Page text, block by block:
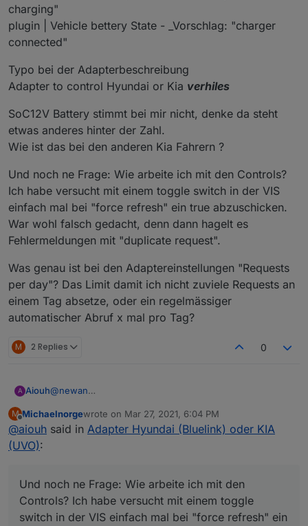
charging"
plugin | Vehicle bettery State - _Vorschlag: "charger
connected"
Typo bei der Adapterbeschreibung
Adapter to control Hyundai or Kia verhiles
SoC12V Battery stimmt bei mir nicht, denke da steht
etwas anderes hinter der Zahl.
Wie ist das bei den anderen Kia Fahrern ?
Und noch ne Frage: Wie arbeite ich mit den Controls?
Ich habe versucht mit einem toggle switch in der VIS
einfach mal bei "force refresh" ein true abzuschicken.
War wohl falsch gedacht, denn dann hagelt es
Fehlermeldungen mit "duplicate request".
Was genau ist bei den Adaptereinstellungen "Requests
per day"? Das Limit damit ich nicht zuviele Requests an
einem Tag absetze, oder ein regelmässiger
automatischer Abruf x mal pro Tag?
M 2 Replies 0
A Aiouh@newan
happy, dass Du Dich um meinen Request kümmerst und
ich jetzt neben dem Nissan Leaf jetzt auch den Kia im
Folgende Anmerkungen bzw. Fragen:
charge | Vehicle bettery State - _Vorschlag: "vehicle
charging"
plugin | Vehicle bettery State - _Vorschlag: "charger
connected"
Adapter to control Hyundai or Kiaverhiles
SoC12V Battery stimmt bei mir nicht, denke da steht
Wie ist das bei den anderen Kia Fahrern ?
Und noch ne Frage: Wie arbeite ich mit den Controls?
M
Offline
Michaelnorgewrote on Mar 27, 2021, 6:04 PM
last edited by
@aiouh said in Adapter Hyundai (Bluelink) oder KIA
(UVO):
Und noch ne Frage: Wie arbeite ich mit den
Controls? Ich habe versucht mit einem toggle
switch in der VIS einfach mal bei "force refresh" ein